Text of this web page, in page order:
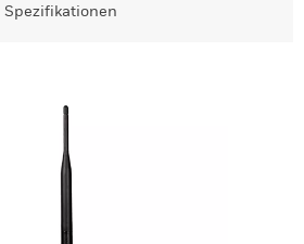
Spezifikationen